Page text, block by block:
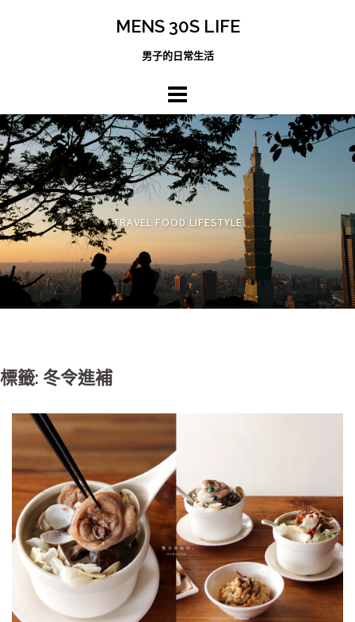
MENS 30S LIFE
男子的日常生活
TRAVEL FOOD LIFESTYLE
標籤: 冬令進補